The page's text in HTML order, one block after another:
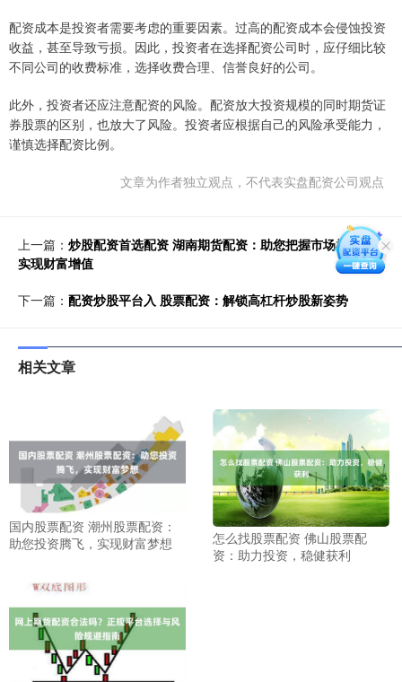
配资成本是投资者需要考虑的重要因素。过高的配资成本会侵蚀投资
收益，甚至导致亏损。因此，投资者在选择配资公司时，应仔细比较
不同公司的收费标准，选择收费合理、信誉良好的公司。
此外，投资者还应注意配资的风险。配资放大投资规模的同时期货证
券股票的区别，也放大了风险。投资者应根据自己的风险承受能力，
谨慎选择配资比例。
文章为作者独立观点，不代表实盘配资公司观点
上一篇： 炒股配资首选配资 湖南期货配资：助您把握市场机遇，
实现财富增值
下一篇： 配资炒股平台入 股票配资：解锁高杠杆炒股新姿势
相关文章
国内股票配资 潮州股票配资：
助您投资腾飞，实现财富梦想
怎么找股票配资 佛山股票配
资：助力投资，稳健获利